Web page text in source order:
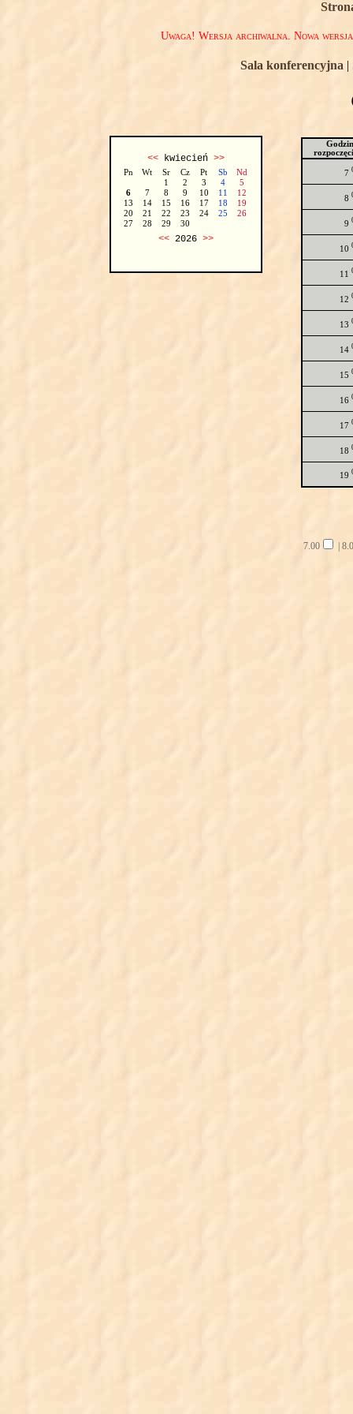
Uwaga! Wersja archiwalna. Nowa
Sala konferencyjna |
<<kwiecień >>
Pn Wt Sr Cz Pt Sb
Nd
1
2 3 4
5
6
7 8 9 10 11
12
13
14 15 16 17 18
19
20
21 22 23 24 25
26
27
28 29 30
<<2026 >>
7
8
9
10
11
12
13
14
15
16
17
18
19
7.00